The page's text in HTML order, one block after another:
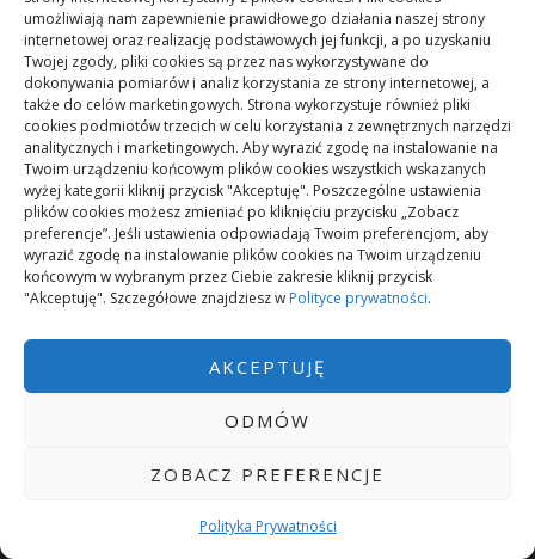
umożliwiają nam zapewnienie prawidłowego działania naszej strony
internetowej oraz realizację podstawowych jej funkcji, a po uzyskaniu
Twojej zgody, pliki cookies są przez nas wykorzystywane do
dokonywania pomiarów i analiz korzystania ze strony internetowej, a
także do celów marketingowych. Strona wykorzystuje również pliki
cookies podmiotów trzecich w celu korzystania z zewnętrznych narzędzi
analitycznych i marketingowych. Aby wyrazić zgodę na instalowanie na
Twoim urządzeniu końcowym plików cookies wszystkich wskazanych
wyżej kategorii kliknij przycisk "Akceptuję". Poszczególne ustawienia
plików cookies możesz zmieniać po kliknięciu przycisku „Zobacz
preferencje”. Jeśli ustawienia odpowiadają Twoim preferencjom, aby
wyrazić zgodę na instalowanie plików cookies na Twoim urządzeniu
końcowym w wybranym przez Ciebie zakresie kliknij przycisk
"Akceptuję". Szczegółowe znajdziesz w Polityce prywatności.
AKCEPTUJĘ
ODMÓW
ZOBACZ PREFERENCJE
Polityka Prywatności
A/B to miejsce, gdzie każdy powinien znaleźć coś dla siebie.
Szukasz ciekawych informacji, poradników, poczytać coś
ciekawego na rożne tematy? Sprawdź nasze aktualne testy na
stronie, dyskutuj, dziel się opiniami, wrażeniami. Dołącz do
naszej społeczności.
CO NOWEGO?
Mikrorachunek podatkowy: przelewy i księgowanie
Podstawowe rodzaje śrub – przegląd najważniejszych
Pielęgnacja podłogi po remoncie: jak wydłużyć dobry